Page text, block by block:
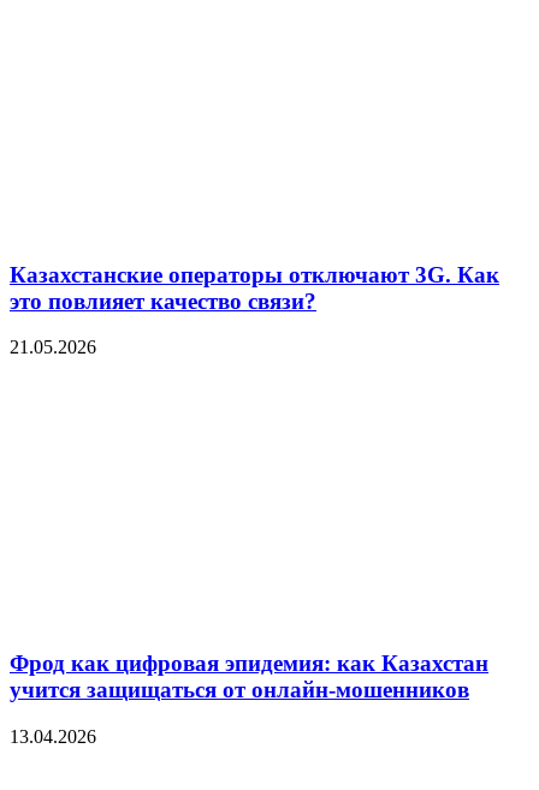
Казахстанские операторы отключают 3G. Как
это повлияет качество связи?
21.05.2026
Фрод как цифровая эпидемия: как Казахстан
учится защищаться от онлайн-мошенников
13.04.2026